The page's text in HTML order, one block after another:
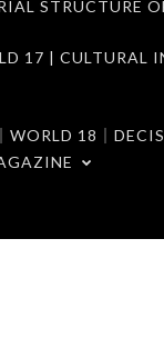
STRUCTURE
17 | CULTURAL
WORLD 18｜